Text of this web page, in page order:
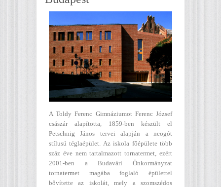
A Toldy Ferenc Gimnáziumot Ferenc József
császár alapította, 1859-ben készült el
Petschnig János tervei alapján a neogót
stílusú téglaépület. Az iskola főépülete több
száz éve nem tartalmazott tornatermet, ezért
2001-ben a Budavári Önkormányzat
tornatermet magába foglaló épülettel
bővítette az iskolát, mely a szomszédos